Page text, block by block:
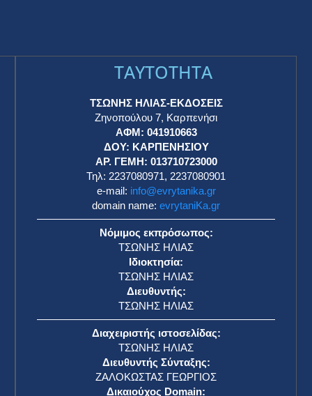
TAYTOTHTA
ΤΣΩΝΗΣ ΗΛΙΑΣ-ΕΚΔΟΣΕΙΣ
Ζηνοπούλου 7, Καρπενήσι
ΑΦΜ: 041910663
ΔΟΥ: ΚΑΡΠΕΝΗΣΙΟΥ
ΑΡ. ΓΕΜΗ: 013710723000
Τηλ: 2237080971, 2237080901
e-mail: info@evrytanika.gr
domain name: evrytaniKa.gr
Νόμιμος εκπρόσωπος:
ΤΣΩΝΗΣ ΗΛΙΑΣ
Ιδιοκτησία:
ΤΣΩΝΗΣ ΗΛΙΑΣ
Διευθυντής:
ΤΣΩΝΗΣ ΗΛΙΑΣ
Διαχειριστής ιστοσελίδας:
ΤΣΩΝΗΣ ΗΛΙΑΣ
Διευθυντής Σύνταξης:
ΖΑΛΟΚΩΣΤΑΣ ΓΕΩΡΓΙΟΣ
Δικαιούχος Domain: